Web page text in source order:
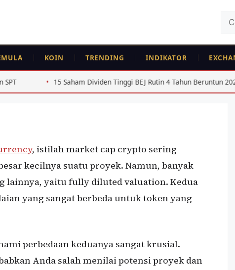
Cari
KOIN TRENDING INDIKATOR
Dividen Tinggi BEJ Rutin 4 Tahun Beruntun 2022-2025
Fully Diluted Valuation:
, istilah market cap crypto sering
kecilnya suatu proyek. Namun, banyak
lainnya, yaitu fully diluted valuation. Kedua
yang sangat berbeda untuk token yang
perbedaan keduanya sangat krusial.
Anda salah menilai potensi proyek dan